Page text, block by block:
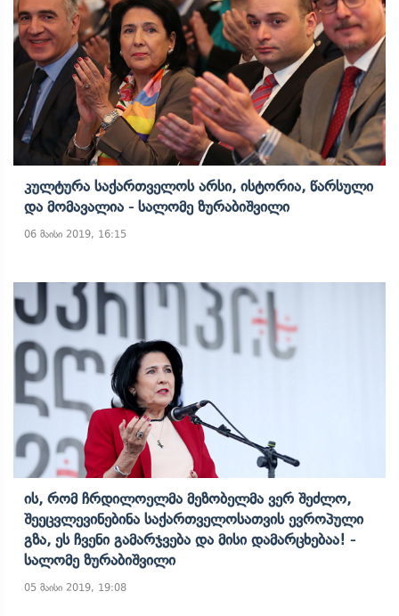
Კულტურა Საქართველოს Არსი, Ისტორია, Წარსული
Და Მომავალია - ​სალომე Ზურაბიშვილი
06 მაისი 2019, 16:15
Ის, Რომ Ჩრდილოელმა Მეზობელმა Ვერ Შეძლო,
Შეეცვლევინებინა Საქართველოსათვის Ევროპული
Გზა, Ეს Ჩვენი Გამარჯვება Და Მისი Დამარცხებაა! -
Სალომე Ზურაბიშვილი
05 მაისი 2019, 19:08